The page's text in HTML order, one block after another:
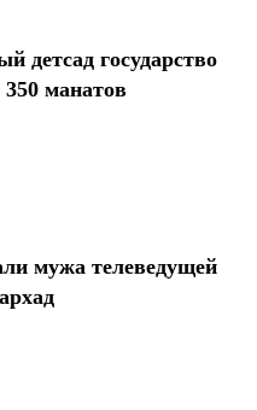
детсад государство
350 манатов
мужа телеведущей